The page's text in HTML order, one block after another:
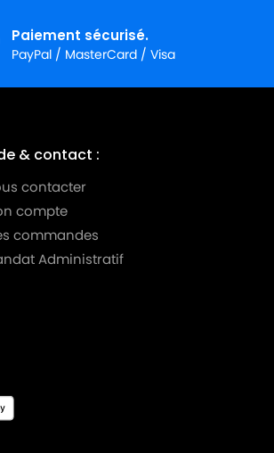
Paiement sécurisé.
PayPal / MasterCard / Visa
& contact :
contacter
compte
commandes
Administratif